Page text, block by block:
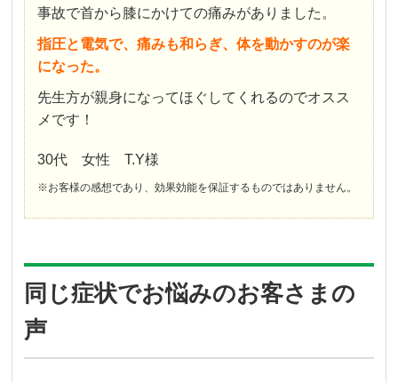
事故で首から膝にかけての痛みがありました。
指圧と電気で、痛みも和らぎ、体を動かすのが楽
になった。
先生方が親身になってほぐしてくれるのでオスス
メです！
30代 女性 T.Y様
※お客様の感想であり、効果効能を保証するものではありません。
同じ症状でお悩みのお客さまの
声